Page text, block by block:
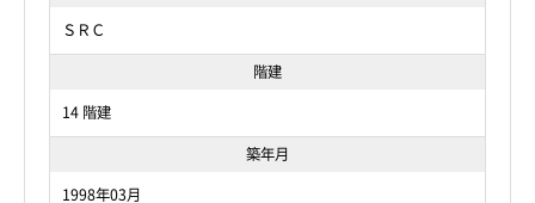
ＳＲＣ
階建
14 階建
築年月
1998年03月